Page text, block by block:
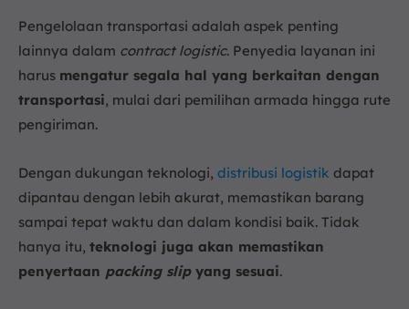
Pengelolaan transportasi adalah aspek penting
lainnya dalam contract logistic. Penyedia layanan ini
harus mengatur segala hal yang berkaitan dengan
transportasi, mulai dari pemilihan armada hingga rute
pengiriman.
Dengan dukungan teknologi, distribusi logistik dapat
dipantau dengan lebih akurat, memastikan barang
sampai tepat waktu dan dalam kondisi baik. Tidak
hanya itu, teknologi juga akan memastikan
penyertaan packing slipyang sesuai.